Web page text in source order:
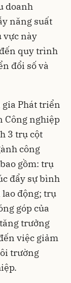
doanh
năng suất
vực này
quy trình
đổi số và
gia Phát triển
Công nghiệp
3 trụ cột
công
gồm: trụ
đẩy sự bình
động; trụ
góp của
trưởng
việc giảm
trường